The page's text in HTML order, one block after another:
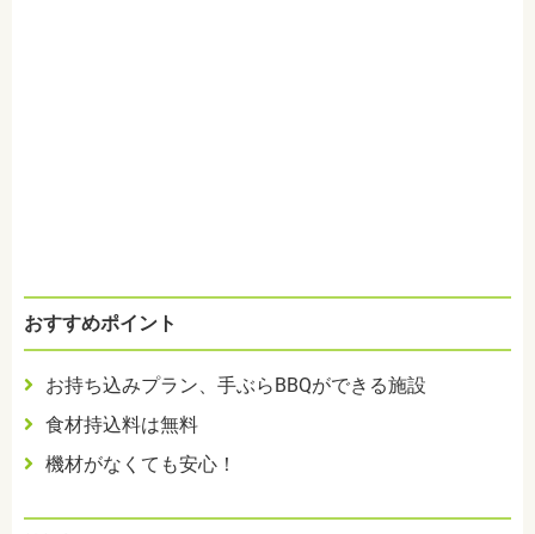
おすすめポイント
お持ち込みプラン、手ぶらBBQができる施設
食材持込料は無料
機材がなくても安心！